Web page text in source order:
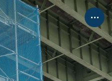
工事実績
新着情報
プロジェクト活動